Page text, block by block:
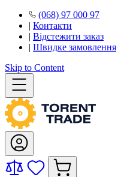
(068) 97 000 97
| Контакти
| Відстежити заказ
| Швидке замовлення
Skip to Content